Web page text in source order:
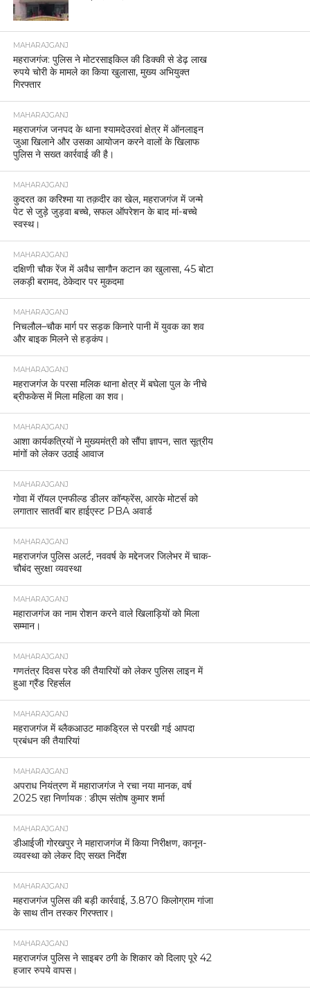
MAHARAJGANJ
महराजगंज: पुलिस ने मोटरसाइकिल की डिक्की से डेढ़ लाख
रुपये चोरी के मामले का किया खुलासा, मुख्य अभियुक्त
गिरफ्तार
MAHARAJGANJ
महराजगंज जनपद के थाना श्यामदेउरवां क्षेत्र में ऑनलाइन
जुआ खिलाने और उसका आयोजन करने वालों के खिलाफ
पुलिस ने सख्त कार्रवाई की है।
MAHARAJGANJ
कुदरत का करिश्मा या तक़दीर का खेल, महराजगंज में जन्मे
पेट से जुड़े जुड़वा बच्चे, सफल ऑपरेशन के बाद मां-बच्चे
स्वस्थ।
MAHARAJGANJ
दक्षिणी चौक रेंज में अवैध सागौन कटान का खुलासा, 45 बोटा
लकड़ी बरामद, ठेकेदार पर मुकदमा
MAHARAJGANJ
निचलौल–चौक मार्ग पर सड़क किनारे पानी में युवक का शव
और बाइक मिलने से हड़कंप।
MAHARAJGANJ
महराजगंज के परसा मलिक थाना क्षेत्र में बघेला पुल के नीचे
ब्रीफकेस में मिला महिला का शव।
MAHARAJGANJ
आशा कार्यकत्रियों ने मुख्यमंत्री को सौंपा ज्ञापन, सात सूत्रीय
मांगों को लेकर उठाई आवाज
MAHARAJGANJ
गोवा में रॉयल एनफील्ड डीलर कॉन्फ्रेंस, आरके मोटर्स को
लगातार सातवीं बार हाईएस्ट PBA अवार्ड
MAHARAJGANJ
महराजगंज पुलिस अलर्ट, नववर्ष के मद्देनजर जिलेभर में चाक-
चौबंद सुरक्षा व्यवस्था
MAHARAJGANJ
महाराजगंज का नाम रोशन करने वाले खिलाड़ियों को मिला
सम्मान।
MAHARAJGANJ
गणतंत्र दिवस परेड की तैयारियों को लेकर पुलिस लाइन में
हुआ ग्रैंड रिहर्सल
MAHARAJGANJ
महराजगंज में ब्लैकआउट माकड्रिल से परखी गई आपदा
प्रबंधन की तैयारियां
MAHARAJGANJ
अपराध नियंत्रण में महाराजगंज ने रचा नया मानक, वर्ष
2025 रहा निर्णायक : डीएम संतोष कुमार शर्मा
MAHARAJGANJ
डीआईजी गोरखपुर ने महाराजगंज में किया निरीक्षण, कानून-
व्यवस्था को लेकर दिए सख्त निर्देश
MAHARAJGANJ
महराजगंज पुलिस की बड़ी कार्रवाई, 3.870 किलोग्राम गांजा
के साथ तीन तस्कर गिरफ्तार।
MAHARAJGANJ
महराजगंज पुलिस ने साइबर ठगी के शिकार को दिलाए पूरे 42
हजार रुपये वापस।